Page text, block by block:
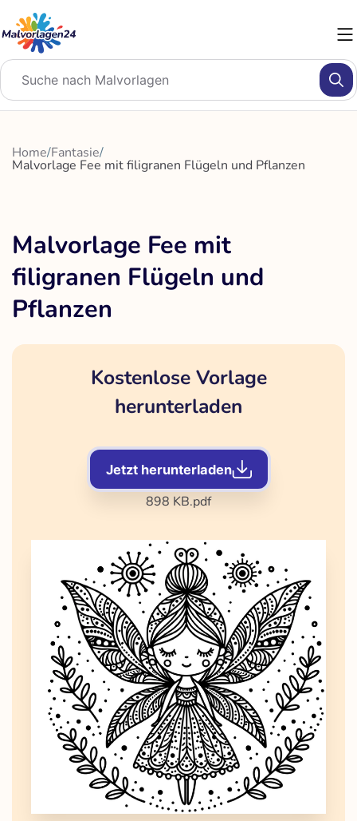
Inhalt
springen
Home/Fantasie/
Malvorlage Fee mit filigranen Flügeln und Pflanzen
Malvorlage Fee mit
filigranen Flügeln und
Pflanzen
Kostenlose Vorlage
herunterladen
Jetzt herunterladen
898 KB.pdf